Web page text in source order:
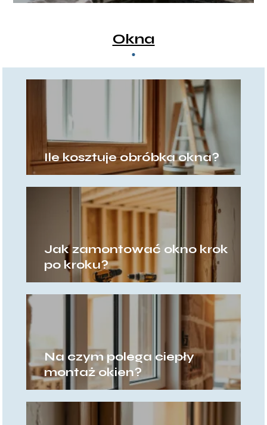
porady
Okna
Ile kosztuje obróbka okna?
Jak zamontować okno krok
po kroku?
Na czym polega ciepły
montaż okien?